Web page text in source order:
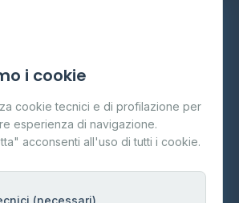
i cookie
cookie tecnici e di profilazione per
esperienza di navigazione.
acconsenti all'uso di tutti i cookie.
(necessari)